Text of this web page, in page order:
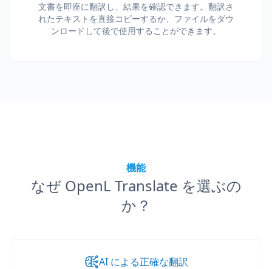
文書を即座に翻訳し、結果を確認できます。翻訳さ
れたテキストを直接コピーするか、ファイルをダウ
ンロードして後で使用することができます。
機能
なぜ OpenL Translate を選ぶの
か？
AI による正確な翻訳